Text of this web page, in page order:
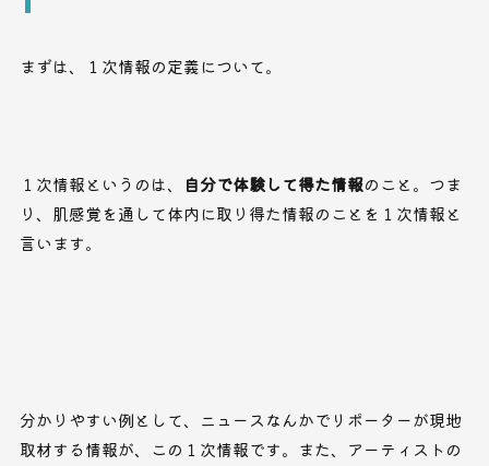
まずは、１次情報の定義について。
１次情報というのは、 自分で体験して得た情報のこと。つま
り、肌感覚を通して体内に取り得た情報のことを１次情報と
言います。
分かりやすい例として、ニュースなんかでリポーターが現地
取材する情報が、この１次情報です。また、アーティストの